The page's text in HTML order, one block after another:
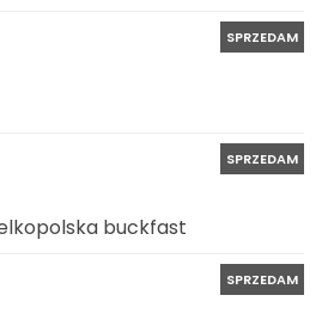
SPRZEDAM
SPRZEDAM
buckfast
SPRZEDAM